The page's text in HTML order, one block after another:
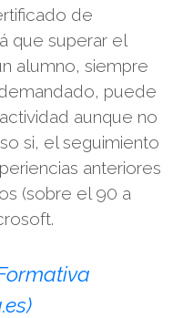
de
que superar el
alumno, siempre
puede
aunque no
si, el seguimiento
anteriores
(sobre el 90 a